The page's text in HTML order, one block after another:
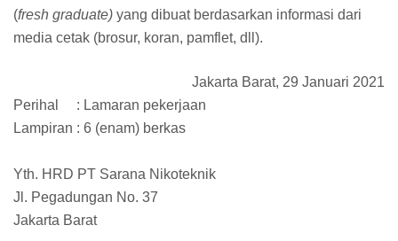
(fresh graduate) yang dibuat berdasarkan informasi dari
media cetak (brosur, koran, pamflet, dll).
Jakarta Barat, 29 Januari 2021
Perihal
: Lamaran pekerjaan
Lampiran : 6 (enam) berkas
Yth. HRD PT Sarana Nikoteknik
Jl. Pegadungan No. 37
Jakarta Barat